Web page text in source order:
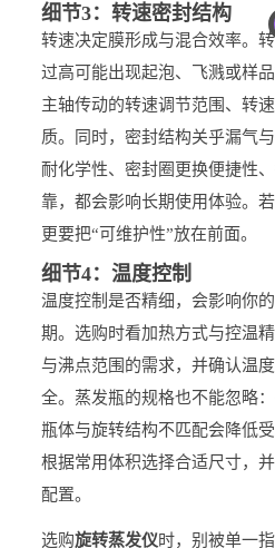
细节3：转速密封结构
转速决定膜形成与混合效率。
过高可能出现起泡、飞溅或样
主轴传动的转速调节范围、转
质。同时，密封结构关乎漏气
耐化学性、密封圈更换便捷性
靠，都会影响长期使用体验。
更要把“可维护性”放在前面。
细节4：温度控制
温度控制是否精细，会影响你
期。选购时看加热方式与控温
与沸点范围的需求，并确认温
全。蒸发瓶的规格也不能忽略
瓶体与旋转结构不匹配会降低
根据常用体积选择合适尺寸，
配置。
选购旋转蒸发仪时，别被单一